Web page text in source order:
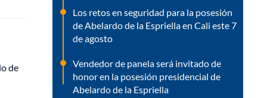
de
Los retos en seguridad para la posesión
de Abelardo de la Espriella en Cali este 7
de agosto
Vendedor de panela será invitado de
honor en la posesión presidencial de
Abelardo de la Espriella